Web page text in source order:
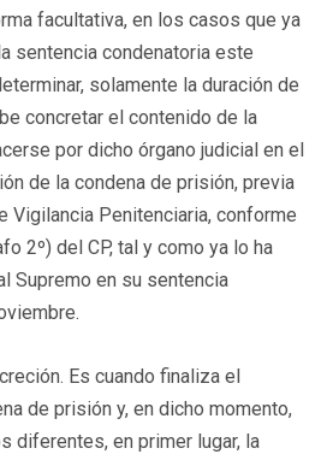
facultativa, en los casos que ya
sentencia condenatoria este
solamente la duración de
concretar el contenido de la
por dicho órgano judicial en el
de la condena de prisión, previa
Vigilancia Penitenciaria, conforme
2º) del CP, tal y como ya lo ha
Supremo en su sentencia
Es cuando finaliza el
de prisión y, en dicho momento,
diferentes, en primer lugar, la